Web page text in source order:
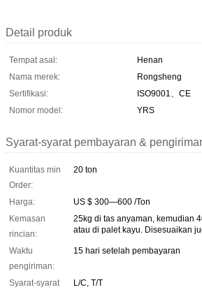
Detail produk
Tempat asal:
Henan
Nama merek:
Rongsheng
Sertifikasi:
ISO9001、CE
Nomor model:
YRS
Syarat-syarat pembayaran &
Kuantitas min
Order:
20 ton
Harga:
US $ 300—600 /Ton
Kemasan
rincian:
25kg di tas anyaman, kemudian
atau di palet kayu. Disesuaikan
Waktu
pengiriman:
15 hari setelah pembayaran
Syarat-syarat
L/C, T/T